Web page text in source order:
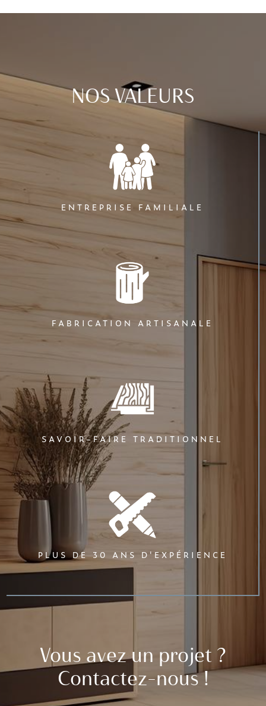
ENTREPRISE FAMILIALE
FABRICATION ARTISANALE
SAVOIR-FAIRE TRADITIONNEL
PLUS DE 30 ANS D'EXPÉRIENCE
NOS VALEURS
Vous avez un projet ?
Contactez-nous !